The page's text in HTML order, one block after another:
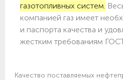
газотопливных систем.
компанией газ имеет
и паспорта качества и
жестким требованиям
Качество поставляемых